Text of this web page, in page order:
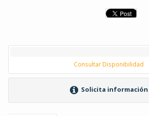
Consultar Disponibilidad
Solicita información